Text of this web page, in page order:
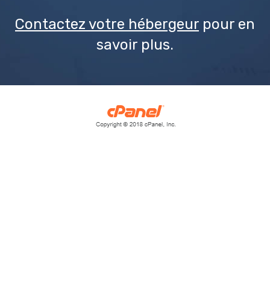
Contactez votre hébergeur pour en
savoir plus.